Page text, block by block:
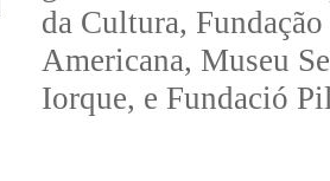
da Cultura,
Americana, Museu
Iorque, e Fundació